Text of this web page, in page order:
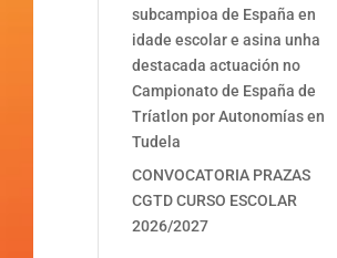
subcampioa de España en
idade escolar e asina unha
destacada actuación no
Campionato de España de
Tríatlon por Autonomías en
Tudela
CONVOCATORIA PRAZAS
CGTD CURSO ESCOLAR
2026/2027